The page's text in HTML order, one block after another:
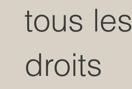
tous les
droits